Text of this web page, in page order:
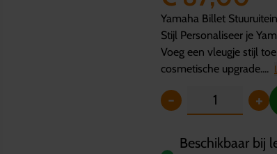
Yamaha Billet
Stijl Personaliseer je
Voeg een vleugje stijl
cosmetische upgrade....
- +
Beschikbaar bij